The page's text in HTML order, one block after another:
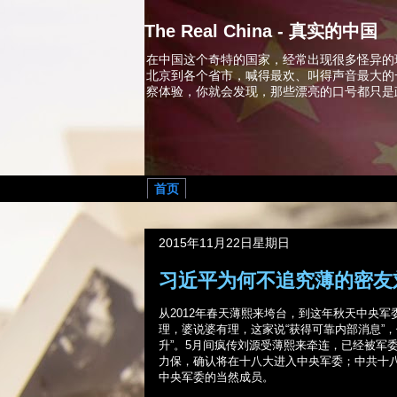
The Real China - 真实的中国
在中国这个奇特的国家，经常出现很多怪异
北京到各个省市，喊得最欢、叫得声音最大
察体验，你就会发现，那些漂亮的口号都只
首页
2015年11月22日星期日
习近平为何不追究薄的密
从2012年春天薄熙来垮台，到这年秋天中央
理，婆说婆有理，这家说“获得可靠内部消息”
升”。 5月间疯传刘源受薄熙来牵连，已经被军
力保，确认将在十八大进入中央军委；中共
中央军委的当然成员。